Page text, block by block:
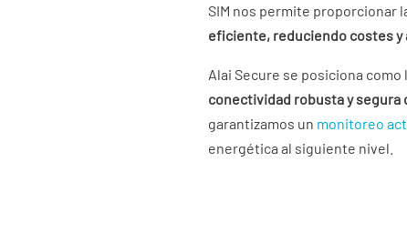
SIM nos permite proporcionar
eficiente, reduciendo costes y
Alai Secure se posiciona
conectividad robusta y segura
garantizamos un monitoreo
energética al siguiente nivel.